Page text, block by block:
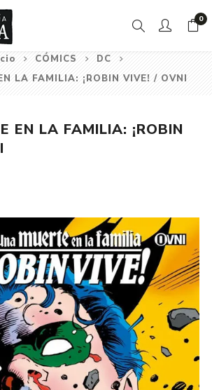
0
CÓMICS
DC
LA FAMILIA: ¡ROBIN VIVE! / OVNI
EN LA FAMILIA: ¡ROBIN